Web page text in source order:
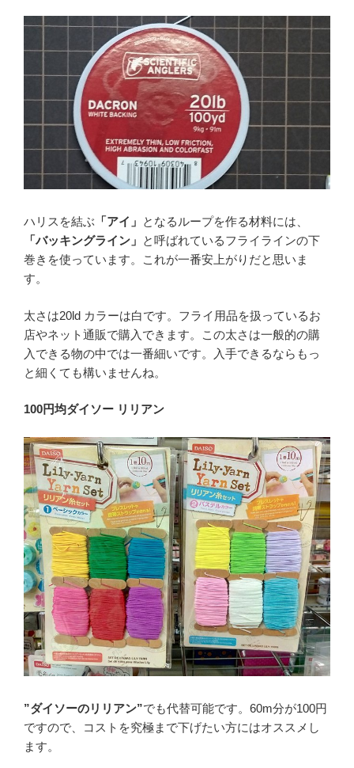
ハリスを結ぶ 「アイ」 となるループを作る材料には、
「バッキングライン」 と呼ばれているフライラインの下
巻きを使っています。これが一番安上がりだと思いま
す。
太さは20ld カラーは白です。フライ用品を扱っているお
店やネット通販で購入できます。この太さは一般的の購
入できる物の中では一番細いです。入手できるならもっ
と細くても構いませんね。
100円均ダイソー リリアン
”ダイソーのリリアン”でも代替可能です。60m分が100円
ですので、コストを究極まで下げたい方にはオススメし
ます。